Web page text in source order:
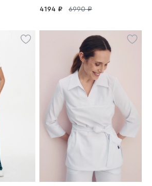
4194 ₽ 6990 ₽